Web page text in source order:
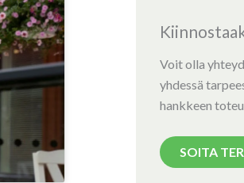
Voit olla
yhdessä
hankkeen
SOITA